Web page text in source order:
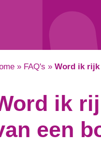
» FAQ's » Word ik rijk
ik
een